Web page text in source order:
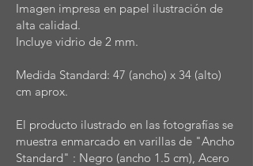
Imagen impresa en papel ilustración de
alta calidad.
Incluye vidrio de 2 mm.
Medida Standard: 47 (ancho) x 34 (alto)
cm aprox.
El producto ilustrado en las fotografías se
muestra enmarcado en varillas de "Ancho
Standard" : Negro (ancho 1.5 cm), Acero